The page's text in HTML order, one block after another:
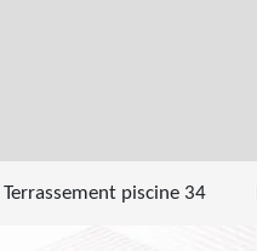
Terrassement piscine 34